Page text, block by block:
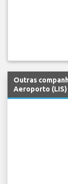
Outras
Aeroporto (LIS)